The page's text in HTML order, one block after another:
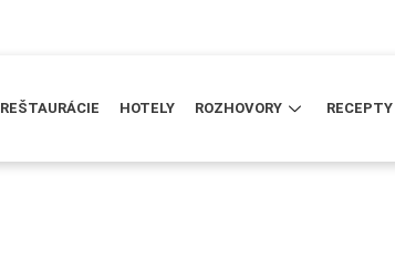
REŠTAURÁCIE HOTELY ROZHOVORY